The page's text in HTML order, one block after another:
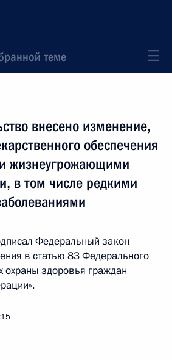
теме
внесено изменение,
обеспечения
жизнеугрожающими
в том числе редкими
Федеральный закон
в статью 83 Федерального
охраны здоровья граждан